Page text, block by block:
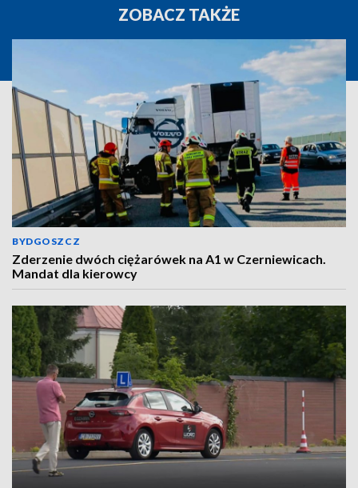
ZOBACZ TAKŻE
BYDGOSZCZ
Zderzenie dwóch ciężarówek na A1 w Czerniewicach.
Mandat dla kierowcy